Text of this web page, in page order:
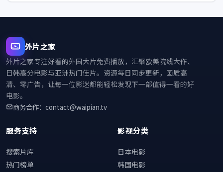
外片之家
外片之家专注好看的外国大片免费播放，汇聚欧美院线大作、
日韩高分电影与亚洲热门佳片。资源每日同步更新，画质高
清、零广告，让每一位影迷都能轻松发现下一部值得一看的好
电影。
商务合作：contact@waipian.tv
服务支持
搜索片库
热门榜单
影视分类
日本电影
韩国电影